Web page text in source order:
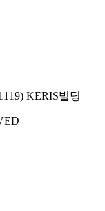
KERIS빌딩